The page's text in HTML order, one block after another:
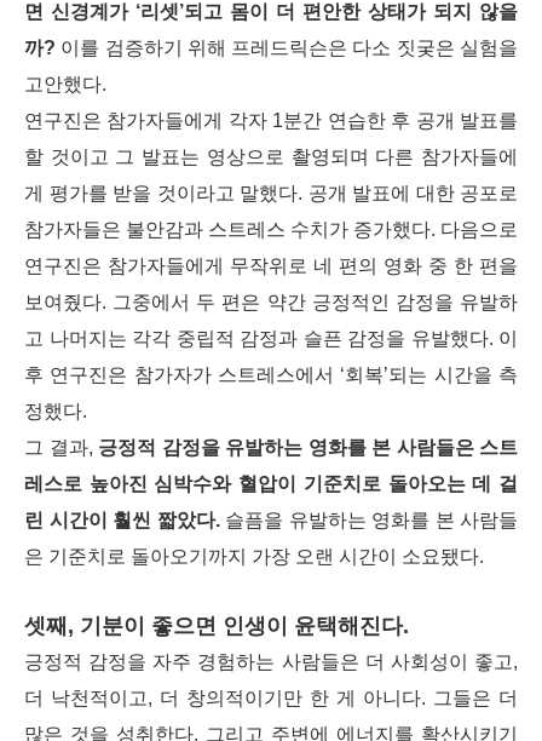
면 신경계가 ‘리셋’되고 몸이 더 편안한 상태가 되지 않을
까? 이를 검증하기 위해 프레드릭슨은 다소 짓궂은 실험을
고안했다.
연구진은 참가자들에게 각자 1분간 연습한 후 공개 발표를
할 것이고 그 발표는 영상으로 촬영되며 다른 참가자들에
게 평가를 받을 것이라고 말했다. 공개 발표에 대한 공포로
참가자들은 불안감과 스트레스 수치가 증가했다. 다음으로
연구진은 참가자들에게 무작위로 네 편의 영화 중 한 편을
보여줬다. 그중에서 두 편은 약간 긍정적인 감정을 유발하
고 나머지는 각각 중립적 감정과 슬픈 감정을 유발했다. 이
후 연구진은 참가자가 스트레스에서 ‘회복’되는 시간을 측
정했다.
그 결과, 긍정적 감정을 유발하는 영화를 본 사람들은 스트
레스로 높아진 심박수와 혈압이 기준치로 돌아오는 데 걸
린 시간이 훨씬 짧았다.슬픔을 유발하는 영화를 본 사람들
은 기준치로 돌아오기까지 가장 오랜 시간이 소요됐다.
셋째, 기분이 좋으면 인생이 윤택해진다.
긍정적 감정을 자주 경험하는 사람들은 더 사회성이 좋고,
더 낙천적이고, 더 창의적이기만 한 게 아니다. 그들은 더
많은 것을 성취한다. 그리고 주변에 에너지를 확산시키기